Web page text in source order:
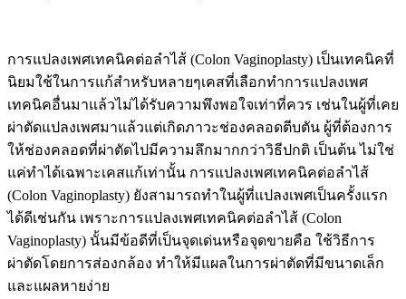
การแปลงเพศเทคนิคต่อลำไส้ (Colon Vaginoplasty) เป็นเทคนิคที่
นิยมใช้ในการแก้สำหรับหลายๆเคสที่เลือกทำการแปลงเพศ
เทคนิคอื่นมาแล้วไม่ได้รับความพึงพอใจเท่าที่ควร เช่นในผู้ที่เคย
ผ่าตัดแปลงเพศมาแล้วแต่เกิดภาวะช่องคลอดตีบตัน ผู้ที่ต้องการ
ให้ช่องคลอดที่ผ่าตัดไปมีความลึกมากกว่าวิธีปกติ เป็นต้น ไม่ใช่
แค่ทำได้เฉพาะเคสแก้เท่านั้น การแปลงเพศเทคนิคต่อลำไส้
(Colon Vaginoplasty) ยังสามารถทำในผู้ที่แปลงเพศเป็นครั้งแรก
ได้ดีเช่นกัน เพราะการแปลงเพศเทคนิคต่อลำไส้ (Colon
Vaginoplasty) นั้นมีข้อดีที่เป็นจุดเด่นหรือจุดขายคือ ใช้วิธีการ
ผ่าตัดโดยการส่องกล้อง ทำให้มีแผลในการผ่าตัดที่มีขนาดเล็ก
และแผลหายง่าย